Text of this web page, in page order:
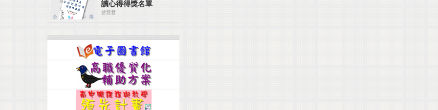
讀心得得獎名單
曾慧君